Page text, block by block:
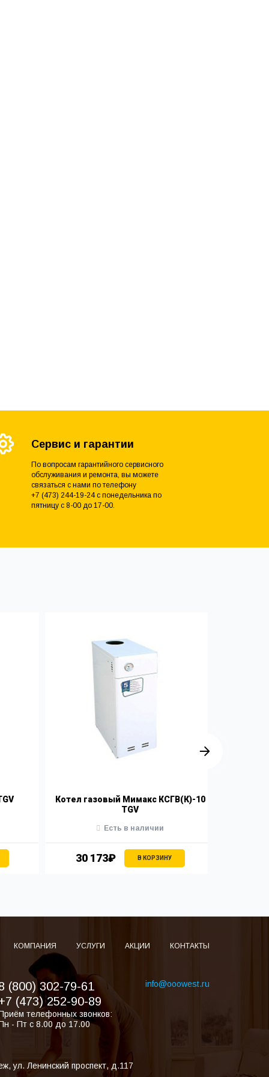
Сервис и гарантии
По вопросам гарантийного сервисного
обслуживания и ремонта, вы можете
связаться с нами по телефону
+7 (473) 244-19-24 с понедельника по
пятницу с 8-00 до 17-00.
Котел газовый Мимакс КСГВ(К)-10
TGV
30 173₽ В КОРЗИНУ
Есть в наличии
КОМПАНИЯ УСЛУГИ АКЦИИ КОНТАКТЫ
(800) 302-79-61
(473) 252-90-89
телефонных звонков:
- Пт с 8.00 до 17.00
info@ooowest.ru
,ул. Ленинский проспект, д.117